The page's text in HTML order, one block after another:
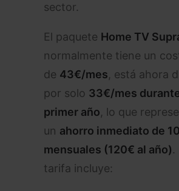
sector.
El paquete Home TV
normalmente tiene un
de 43€/mes, está ahora
por solo 33€/mes
primer año, lo que
un ahorro inmediato de
mensuales (120€ al año).
tarifa incluye: